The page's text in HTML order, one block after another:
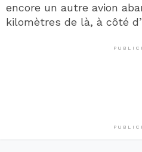
encore un autre avion
kilomètres de là, à côté